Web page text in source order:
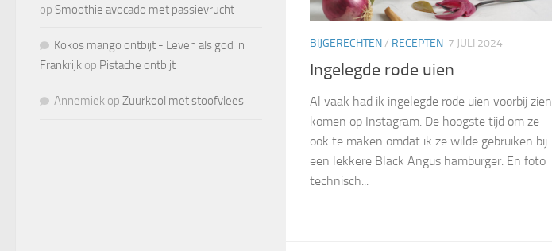
BIJGERECHTEN/ RECEPTEN 7 JULI 2024
Ingelegde rode uien
Al vaak had ik ingelegde rode uien voorbij zien
komen op Instagram. De hoogste tijd om ze
ook te maken omdat ik ze wilde gebruiken bij
een lekkere Black Angus hamburger. En foto
technisch...
op Smoothie avocado met passievrucht
Kokos mango ontbijt - Leven als god in
Frankrijk op Pistache ontbijt
Annemiek op Zuurkool met stoofvlees